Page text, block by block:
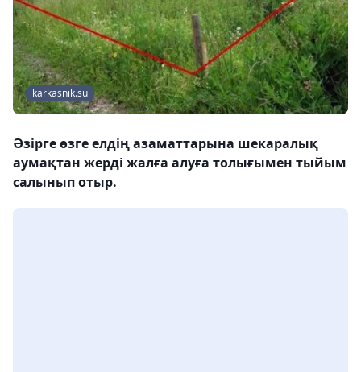
karkasnik.su
Әзірге өзге елдің азаматтарына шекаралық
аумақтан жерді жалға алуға толығымен тыйым
салынып отыр.